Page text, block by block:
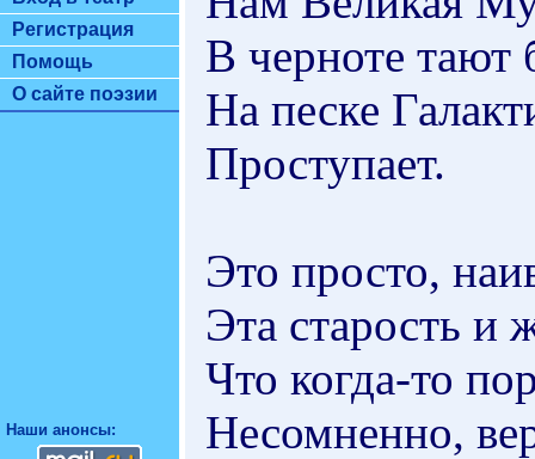
Регистрация
Помощь
О сайте поэзии
Наши анонсы:
В черноте
На песке
Проступает.
Это просто,
Эта старость и
Что когда-то
Несомненно,